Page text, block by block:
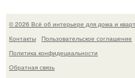
© 2026 Всё об интерьере для дома и
Контакты
Пользовательское соглашение
Политика конфидециальности
Обратная связь